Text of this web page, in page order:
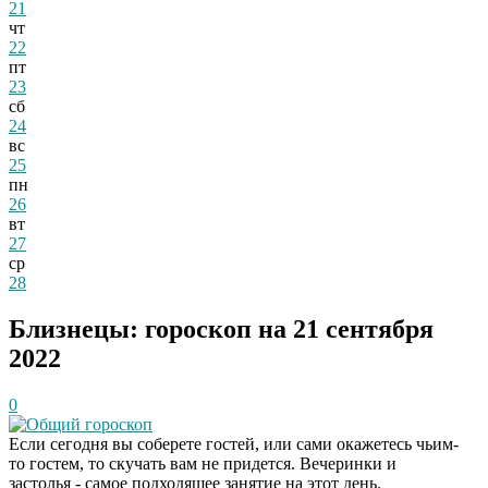
21
чт
22
пт
23
сб
24
вс
25
пн
26
вт
27
ср
28
Близнецы: гороскоп на 21 сентября
2022
0
Общий гороскоп
Если сегодня вы соберете гостей, или сами окажетесь чьим-
то гостем, то скучать вам не придется. Вечеринки и
застолья - самое подходящее занятие на этот день.